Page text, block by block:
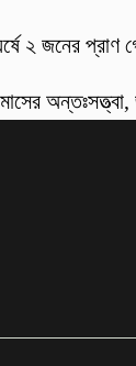
২ জনের প্রাণ